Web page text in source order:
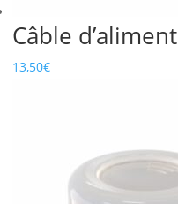
Câble
13,50€